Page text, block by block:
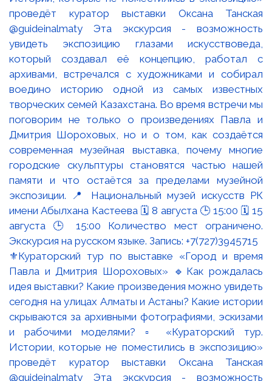
⚜️Кураторский тур по выставке «Город и время
Павла и Дмитрия Шороховых» 🔹Как рождалась
идея выставки? Какие произведения можно увидеть
сегодня на улицах Алматы и Астаны? Какие истории
скрываются за архивными фотографиями, эскизами
и рабочими моделями? ▫️ «Кураторский тур.
Истории, которые не поместились в экспозицию»
проведёт куратор выставки Оксана Танская
@guideinalmaty Эта экскурсия - возможность